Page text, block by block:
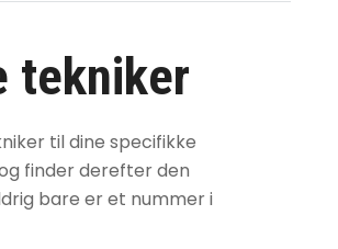
tekniker
til dine specifikke
finder derefter den
bare er et nummer i